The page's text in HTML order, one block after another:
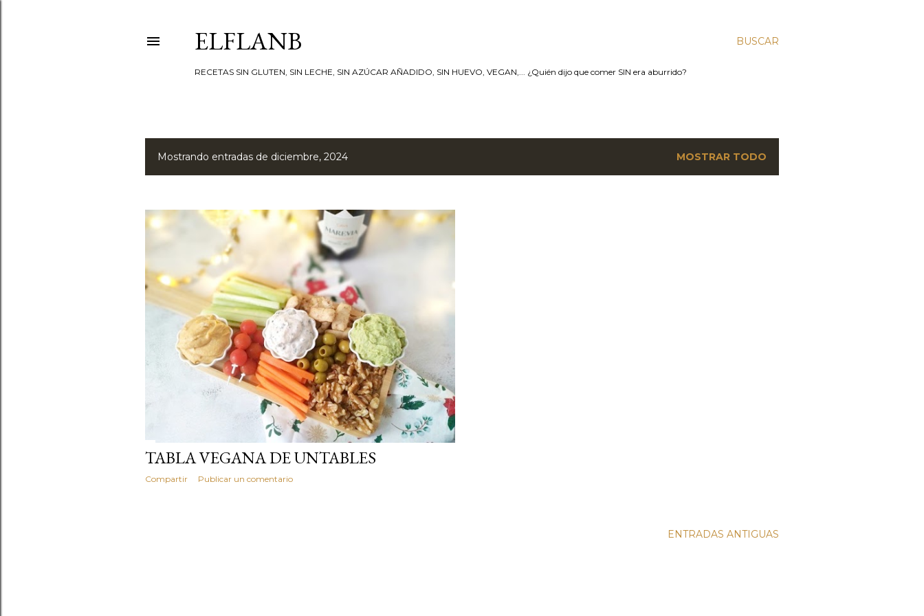
BUSCAR
ELFLANB
RECETAS SIN GLUTEN, SIN LECHE, SIN AZÚCAR AÑADIDO, SIN HUEVO, VEGAN,... ¿Quién dijo que comer SIN era aburrido?
E
t
a
d
s
Mostrando entradas de diciembre, 2024 MOSTRAR TODO
TABLA VEGANA DE UNTABLES
Compartir Publicar un comentario
ENTRADAS ANTIGUAS